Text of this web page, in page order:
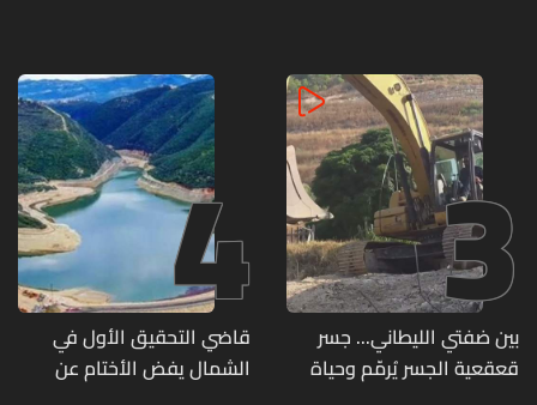
مزروعة بالماريجوانا
3
بين ضفتي الليطاني... جسر
قعقعية الجسر يُرمّم وحياة
4
قاضي التحقيق الأول في
الشمال يفض الأختام عن